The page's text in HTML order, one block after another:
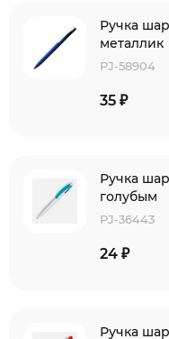
Ручка
металлик
PJ-58904
35 ₽
Ручка
голубым
PJ-36443
24 ₽
Ручка